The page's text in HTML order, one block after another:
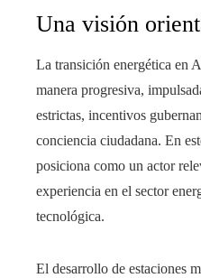
Una visión
La transición energética en
manera progresiva,
estrictas, incentivos
conciencia ciudadana. En
posiciona como un actor
experiencia en el sector
tecnológica.
El desarrollo de estaciones